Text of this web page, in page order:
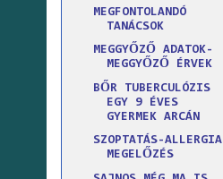
MEGFONTOLANDÓ
TANÁCSOK
MEGGYŐZŐ ADATOK-
MEGGYŐZŐ ÉRVEK
BŐR TUBERCULÓZIS
EGY 9 ÉVES
GYERMEK ARCÁN
SZOPTATÁS-ALLERGIA
MEGELŐZÉS